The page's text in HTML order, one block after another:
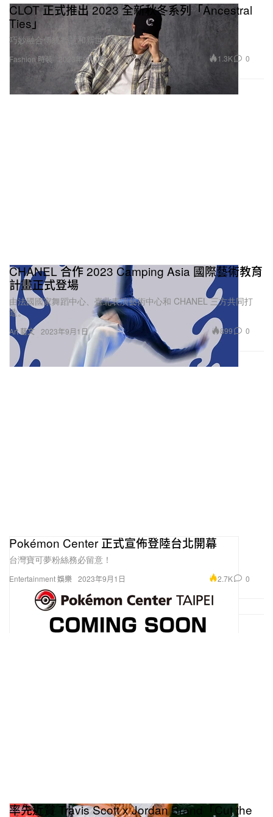
Fashion 時裝
CLOT 正式推出 2023 全新秋冬系列「Ancestral
Ties」
巧妙融合傳統智慧和新世代觀點。
2023年9月1日 1.3K 0
Art 藝文
CHANEL 合作 2023 Camping Asia 國際藝術教育
計畫正式登場
由法國國家舞蹈中心、臺北表演藝術中心和 CHANEL 三方共同打
造。
2023年9月1日 899 0
Entertainment 娛樂
Pokémon Center 正式宣佈登陸台北開幕
台灣寶可夢粉絲務必留意！
2023年9月1日 2.7K 0
率先近賞 Travis Scott x Jordan Brand「Cut the